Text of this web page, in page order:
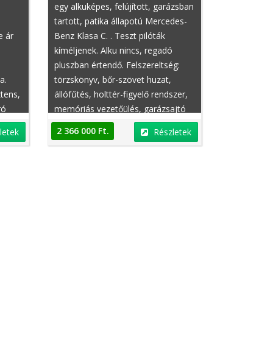
ár
egy alkuképes, felújított, garázsban
tartott, patika állapotú Mercedes-
Benz Klasa C. . Teszt pilóták
kíméljenek. Alku nincs, regadó
pluszban értendő. Felszereltség:
törzskönyv, bőr-szövet huzat,
állófűtés, holttér-figyelő rendszer,
memóriás vezetőülés, garázsajtó
távirányító, hűthető kartámasz,
ülésmagasság állítás, tempomat,
2 366 000 Ft. Részletek